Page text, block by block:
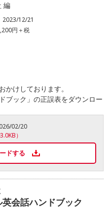
編
2023/12/21
円＋税
かけしております。
ブック」の正誤表をダウンロー
02/20
）
ドする
英会話ハンドブック